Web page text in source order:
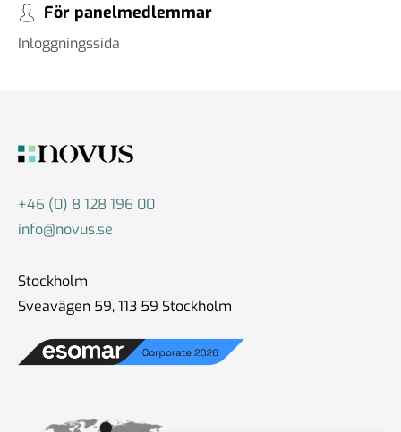
För panelmedlemmar
Inloggningssida
+46 (0) 8 128 196 00
info@novus.se
Stockholm
Sveavägen 59, 113 59 Stockholm